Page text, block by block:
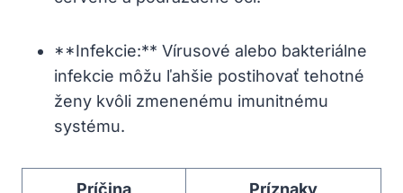
**Infekcie:** Vírusové⁢ alebo bakteriálne
infekcie môžu ľahšie postihovať ⁤tehotné
ženy kvôli zmenenému imunitnému
⁣systému.
Príčina Príznaky